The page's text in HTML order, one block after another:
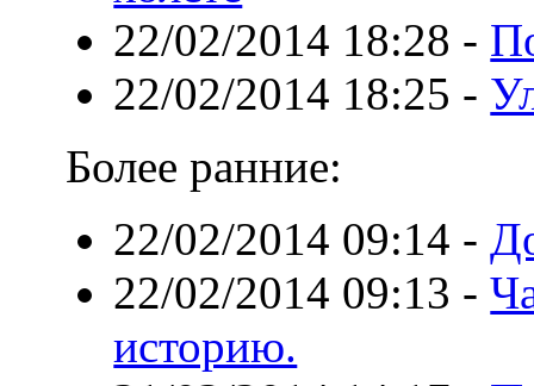
22/02/2014 18:28 -
22/02/2014 18:25 -
Более ранние:
22/02/2014 09:14 -
22/02/2014 09:13 -
историю.